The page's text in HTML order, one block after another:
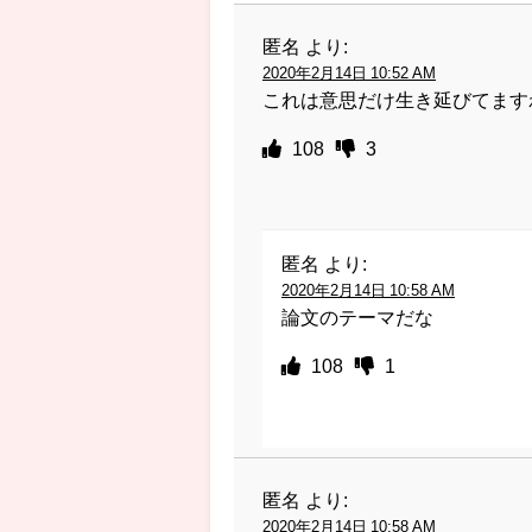
匿名 より:
2020年2月14日 10:52 AM
これは意思だけ生き延びてます
108 3
匿名 より:
2020年2月14日 10:58 AM
論文のテーマだな
108 1
匿名 より:
2020年2月14日 10:58 AM